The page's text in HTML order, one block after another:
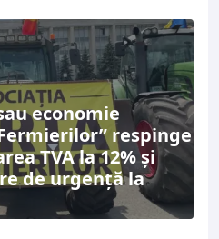
economie
respinge
TVA la 12% și
de urgență la